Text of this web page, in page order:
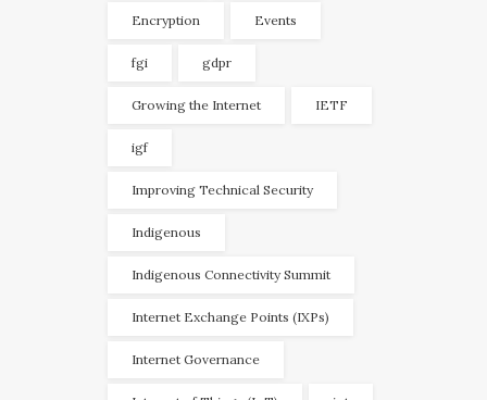
Encryption Events
fgi gdpr
Growing the Internet IETF
igf
Improving Technical Security
Indigenous
Indigenous Connectivity Summit
Internet Exchange Points (IXPs)
Internet Governance